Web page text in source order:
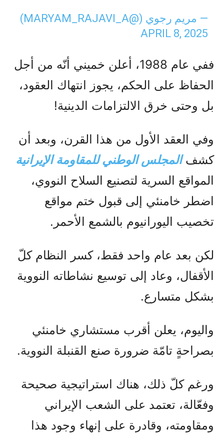
— مریم رجوي (@MARYAM_RAJAVI_A)
APRIL 8, 2025
ففي عام 1988، أعلن خميني أنّه من أجل
الحفاظ على الحكم، يجوز انتهاك العقود،
بل وحتى خرق الالتزامات الدينية!
وفي العقد الأول من هذا القرن، وبعد أن
كشفالمجلس الوطني للمقاومة الإيرانية
المواقع السرية لتصنيع السلاح النووي،
اضطر خامنئي إلى قبول ختم مواقع
تخصيب اليورانيوم بالشمع الأحمر.
لكن بعد عام واحد فقط، كسر النظام كلّ
الأقفال، وعاد إلى توسيع نشاطاته النووية
بشكل متسارع.
واليوم، يعلن أقرب مستشاري خامنئي
بصراحةٍ تامّة ضرورة صنع القنبلة النووية.
ورغم كلّ ذلك، هناك استراتيجية صحيحة
وفعّالة، تعتمد على الشعب الإيراني
ومقاومته، وقادرة على إنهاء وجود هذا